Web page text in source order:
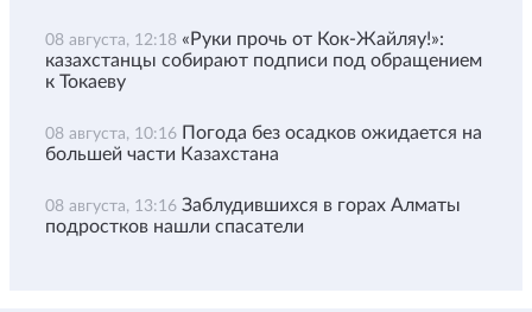
08 августа, 12:18 «Руки прочь от Кок-Жайляу!»:
казахстанцы собирают подписи под обращением
к Токаеву
08 августа, 10:16 Погода без осадков ожидается на
большей части Казахстана
08 августа, 13:16 Заблудившихся в горах Алматы
подростков нашли спасатели